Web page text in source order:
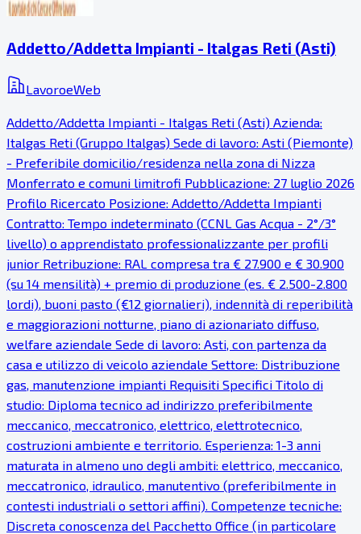
Addetto/Addetta Impianti - Italgas Reti (Asti)
LavoroeWeb
Addetto/Addetta Impianti - Italgas Reti (Asti) Azienda:
Italgas Reti (Gruppo Italgas) Sede di lavoro: Asti (Piemonte)
- Preferibile domicilio/residenza nella zona di Nizza
Monferrato e comuni limitrofi Pubblicazione: 27 luglio 2026
Profilo Ricercato Posizione: Addetto/Addetta Impianti
Contratto: Tempo indeterminato (CCNL Gas Acqua - 2°/3°
livello) o apprendistato professionalizzante per profili
junior Retribuzione: RAL compresa tra € 27.900 e € 30.900
(su 14 mensilità) + premio di produzione (es. € 2.500-2.800
lordi), buoni pasto (€12 giornalieri), indennità di reperibilità
e maggiorazioni notturne, piano di azionariato diffuso,
welfare aziendale Sede di lavoro: Asti, con partenza da
casa e utilizzo di veicolo aziendale Settore: Distribuzione
gas, manutenzione impianti Requisiti Specifici Titolo di
studio: Diploma tecnico ad indirizzo preferibilmente
meccanico, meccatronico, elettrico, elettrotecnico,
costruzioni ambiente e territorio. Esperienza: 1-3 anni
maturata in almeno uno degli ambiti: elettrico, meccanico,
meccatronico, idraulico, manutentivo (preferibilmente in
contesti industriali o settori affini). Competenze tecniche:
Discreta conoscenza del Pacchetto Office (in particolare